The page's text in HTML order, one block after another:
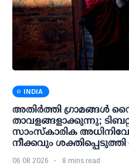
INDIA
അതിര്‍ത്തി ഗ്രാമങ്ങള്‍
താവളങ്ങളാക്കുന്നു;
സാംസ്‌കാരിക
നീക്കവും
06 08 2026 8 mins read